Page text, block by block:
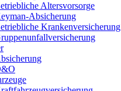
Altersvorsorge
Absicherung
Krankenversicherung